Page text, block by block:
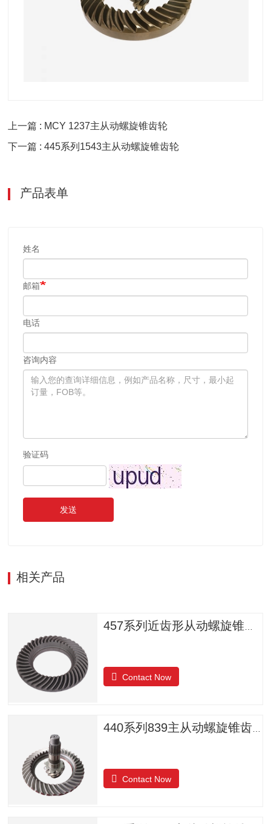
上一篇 : MCY 1237主从动螺旋锥齿轮
下一篇 : 445系列1543主从动螺旋锥齿轮
产品表单
姓名
邮箱
电话
咨询内容
验证码
发送
相关产品
Contact Now
Contact Now